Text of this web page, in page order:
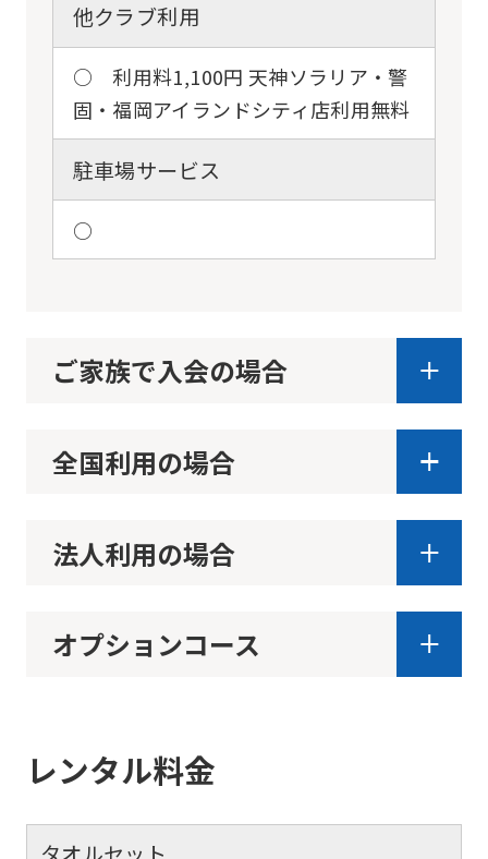
他クラブ利用
○ 利用料1,100円 天神ソラリア・警
固・福岡アイランドシティ店利用無料
駐車場サービス
○
ご家族で入会の場合
全国利用の場合
法人利用の場合
オプションコース
レンタル料金